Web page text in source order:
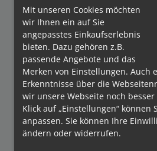
Auszeichnungen
Verbände
Mit unseren Cookies möchten
wir Ihnen ein auf Sie
angepasstes Einkaufserlebnis
bieten. Dazu gehören z.B.
passende Angebote und das
Merken von Einstellungen. Auch
Erkenntnisse über die
wir unsere Webseite noch
Klick auf „Einstellungen“ können
anpassen. Sie können Ihre
ändern oder widerrufen.